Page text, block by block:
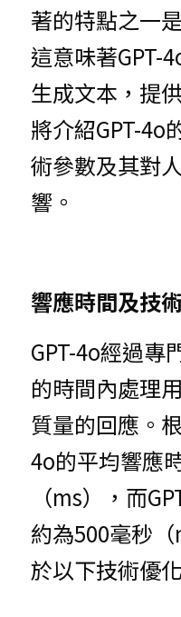
著的特點之一
這意味著GPT-
生成文本，提
將介紹GPT-4o
術參數及其對
響。
響應時間及技
GPT-4o經過專
的時間內處理
質量的回應。
4o的平均響應
（ms），而
約為500毫秒
於以下技術優化